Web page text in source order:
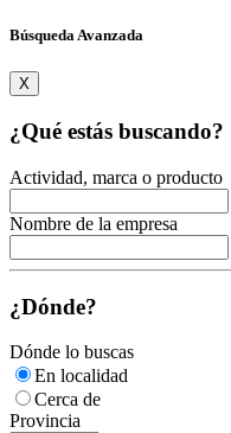
Búsqueda Avanzada
X
¿Qué estás buscando?
Actividad, marca o producto
Nombre de la empresa
¿Dónde?
Dónde lo buscas
En localidad
Cerca de
Provincia